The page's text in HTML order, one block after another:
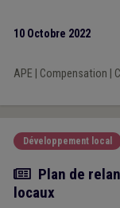
10 Octobre 2022
APE Compensation
Développement local
Actualité
Plan de
locaux